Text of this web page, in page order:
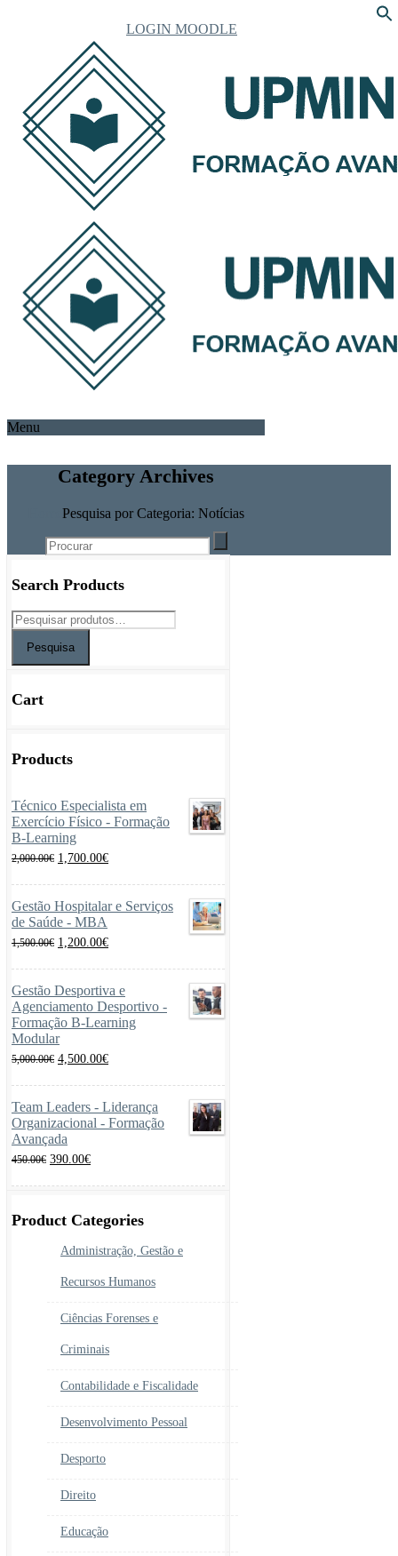
LOGIN MOODLE
Menu
Category Archives
Pesquisa por Categoria: Notícias
Search Products
Pesquisa
Cart
Products
Técnico Especialista em
Exercício Físico - Formação
B-Learning
2,000.00€ O
preço
original
era:
2,000.00€.
1,700.00€O
preço
atual
é:
1,700.00€.
Gestão Hospitalar e Serviços
de Saúde - MBA
1,500.00€ O
preço
original
era:
1,500.00€.
1,200.00€O
preço
atual
é:
1,200.00€.
Gestão Desportiva e
Agenciamento Desportivo -
Formação B-Learning
Modular
5,000.00€ O
preço
original
era:
5,000.00€.
4,500.00€O
preço
atual
é:
4,500.00€.
Team Leaders - Liderança
Organizacional - Formação
Avançada
450.00€ O
preço
original
450.00€.
390.00€O
preço
atual
390.00€.
Product Categories
Administração, Gestão e
Recursos Humanos
Ciências Forenses e
Criminais
Contabilidade e Fiscalidade
Desenvolvimento Pessoal
Desporto
Direito
Educação